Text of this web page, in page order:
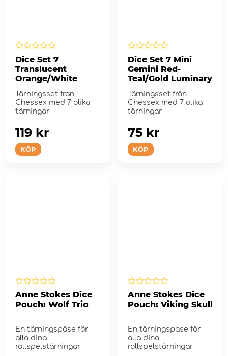
Dice Set 7
Translucent
Orange/White
Tärningsset från
Chessex med 7 olika
tärningar
KÖP
119 kr
Dice Set 7 Mini
Gemini Red-
Teal/Gold Luminary
Tärningsset från
Chessex med 7 olika
tärningar
KÖP
75 kr
Anne Stokes Dice
Pouch: Wolf Trio
En tärningspåse för
alla dina
rollspelstärningar
Anne Stokes Dice
Pouch: Viking Skull
En tärningspåse för
alla dina
rollspelstärningar